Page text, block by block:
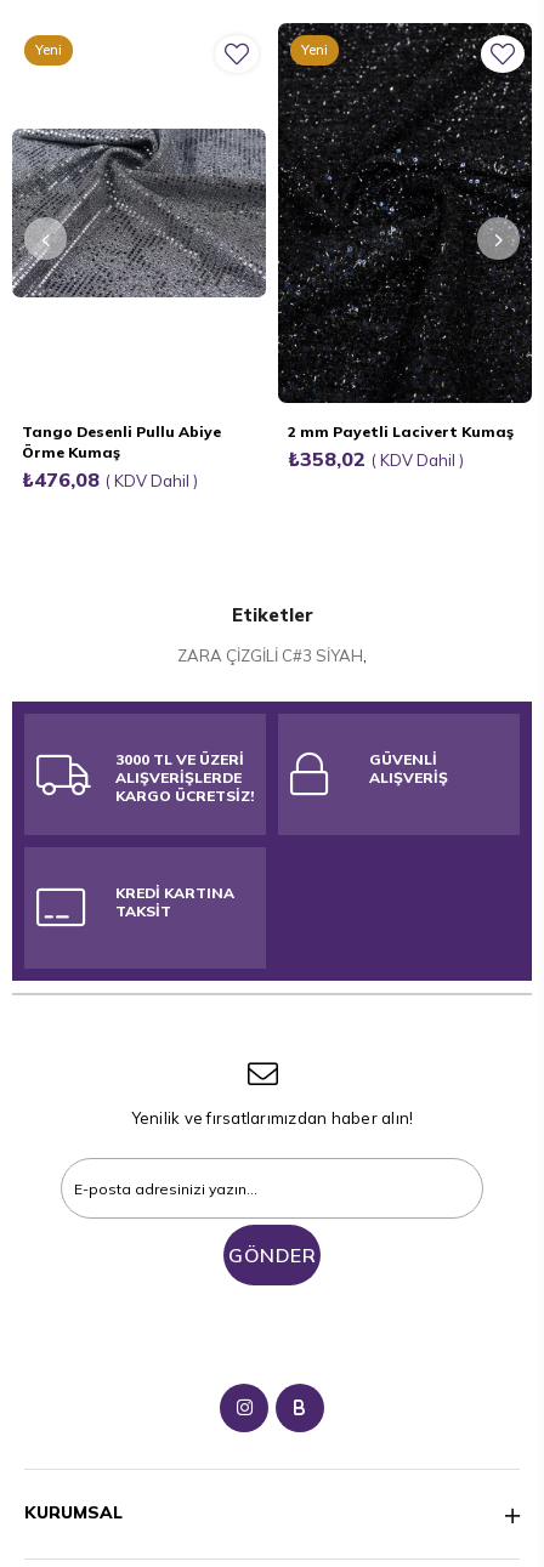
Tango Desenli Pullu Abiye
Örme Kumaş
₺476,08 KDV Dahil
Yeni
2 mm Payetli Lacivert Kumaş
₺358,02 KDV Dahil
Yeni
Ürün
Etiketler
ZARA ÇİZGİLİ C#3 SİYAH
3000 TL VE ÜZERİ
ALIŞVERİŞLERDE
KARGO ÜCRETSİZ!
GÜVENLİ
ALIŞVERİŞ
KREDİ KARTINA
TAKSİT
Yenilik ve fırsatlarımızdan haber alın!
GÖNDER
B
KURUMSAL